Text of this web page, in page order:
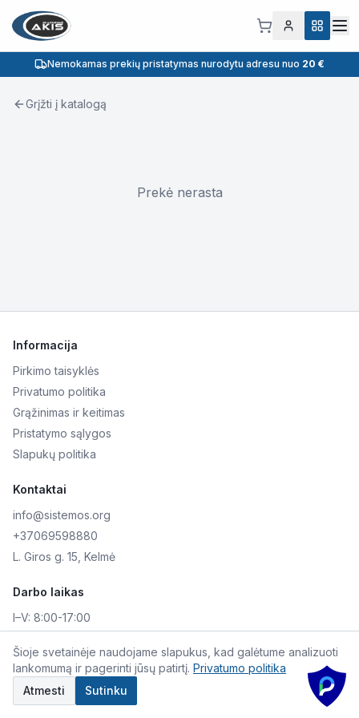
Nemokamas prekių pristatymas nurodytu adresu nuo 20 €
Grįžti į katalogą
Prekė nerasta
Informacija
Pirkimo taisyklės
Privatumo politika
Grąžinimas ir keitimas
Pristatymo sąlygos
Slapukų politika
Kontaktai
info@sistemos.org
+37069598880
L. Giros g. 15, Kelmė
Darbo laikas
I–V: 8:00-17:00
© 2026 Skaitmeninė AKIS. Visos teisės saugomos.
Šioje svetainėje naudojame slapukus, kad galėtume analizuoti
lankomumą ir pagerinti jūsų patirtį. Privatumo politika
Atmesti
Sutinku